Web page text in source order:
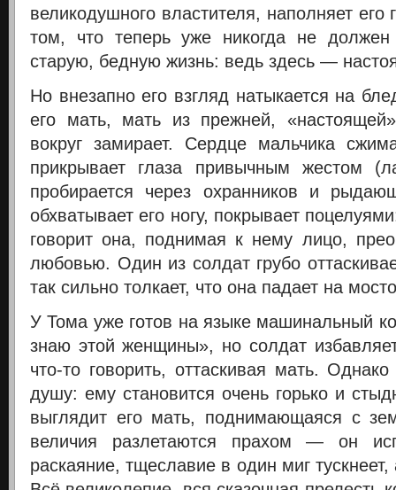
великодушного властителя, наполняет
том, что теперь уже никогда не
старую, бедную жизнь: ведь здесь —
Но внезапно его взгляд натыкается на
его мать, мать из прежней,
вокруг замирает. Сердце мальчика
прикрывает глаза привычным жестом
пробирается через охранников и
обхватывает его ногу, покрывает
говорит она, поднимая к нему лицо,
любовью. Один из солдат грубо
так сильно толкает, что она падает на
У Тома уже готов на языке машинальный
знаю этой женщины», но солдат
что-то говорить, оттаскивая мать.
душу: ему становится очень горько и
выглядит его мать, поднимающаяся с
величия разлетаются прахом — он
раскаяние, тщеславие в один миг